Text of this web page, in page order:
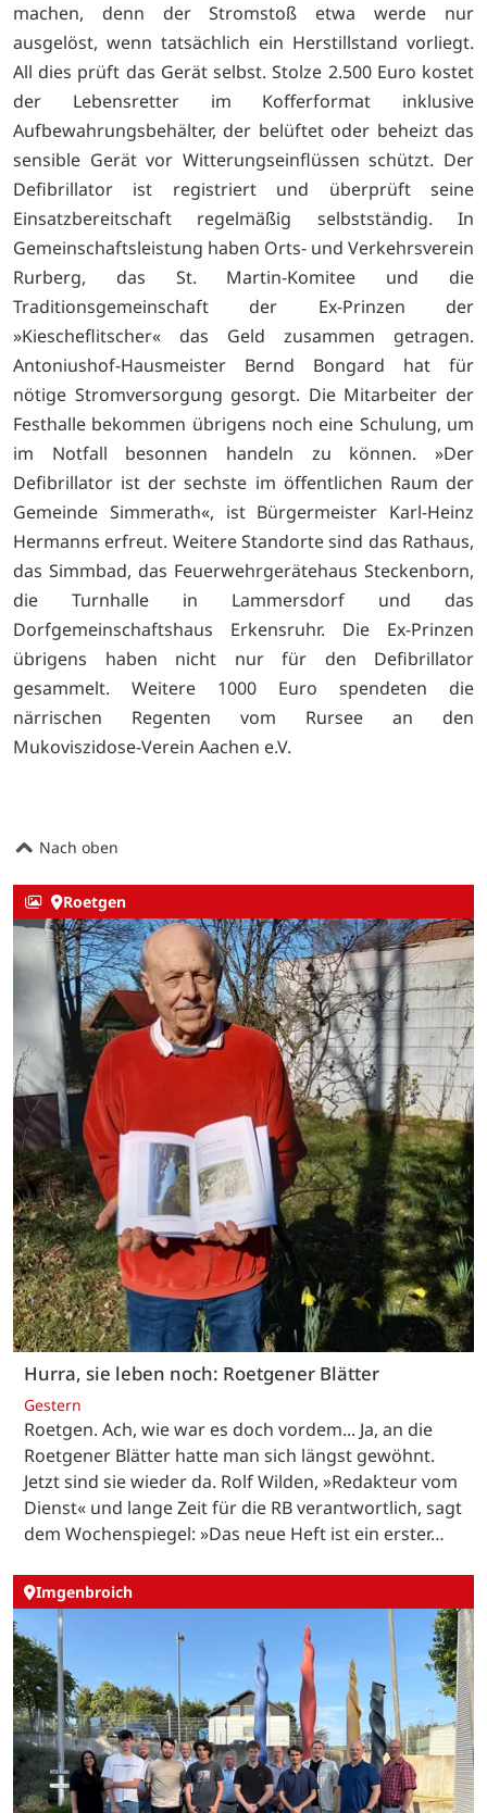
machen, denn der Stromstoß etwa werde nur
ausgelöst, wenn tatsächlich ein Herstillstand vorliegt.
All dies prüft das Gerät selbst. Stolze 2.500 Euro kostet
der Lebensretter im Kofferformat inklusive
Aufbewahrungsbehälter, der belüftet oder beheizt das
sensible Gerät vor Witterungseinflüssen schützt. Der
Defibrillator ist registriert und überprüft seine
Einsatzbereitschaft regelmäßig selbstständig. In
Gemeinschaftsleistung haben Orts- und Verkehrsverein
Rurberg, das St. Martin-Komitee und die
Traditionsgemeinschaft der Ex-Prinzen der
»Kiescheflitscher« das Geld zusammen getragen.
Antoniushof-Hausmeister Bernd Bongard hat für
nötige Stromversorgung gesorgt. Die Mitarbeiter der
Festhalle bekommen übrigens noch eine Schulung, um
im Notfall besonnen handeln zu können. »Der
Defibrillator ist der sechste im öffentlichen Raum der
Gemeinde Simmerath«, ist Bürgermeister Karl-Heinz
Hermanns erfreut. Weitere Standorte sind das Rathaus,
das Simmbad, das Feuerwehrgerätehaus Steckenborn,
die Turnhalle in Lammersdorf und das
Dorfgemeinschaftshaus Erkensruhr. Die Ex-Prinzen
übrigens haben nicht nur für den Defibrillator
gesammelt. Weitere 1000 Euro spendeten die
närrischen Regenten vom Rursee an den
Mukoviszidose-Verein Aachen e.V.
Nach oben
Roetgen
Hurra, sie leben noch: Roetgener Blätter
Gestern
Roetgen. Ach, wie war es doch vordem... Ja, an die
Roetgener Blätter hatte man sich längst gewöhnt.
Jetzt sind sie wieder da. Rolf Wilden, »Redakteur vom
Dienst« und lange Zeit für die RB verantwortlich, sagt
dem Wochenspiegel: »Das neue Heft ist ein erster…
Imgenbroich